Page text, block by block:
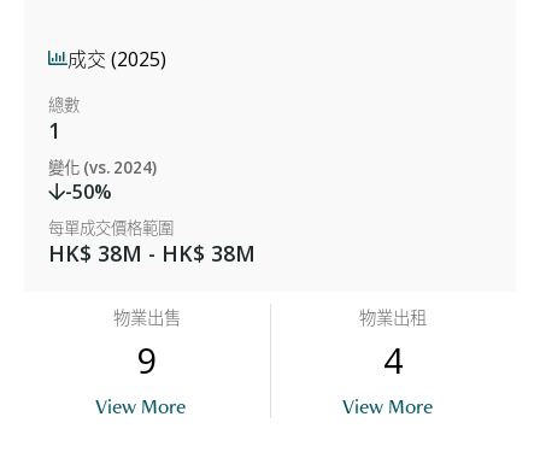
成交 (2025)
總數
1
變化 (vs. 2024)
-50%
每單成交價格範圍
HK$ 38M - HK$ 38M
物業出售
9
View More
物業出租
4
View More